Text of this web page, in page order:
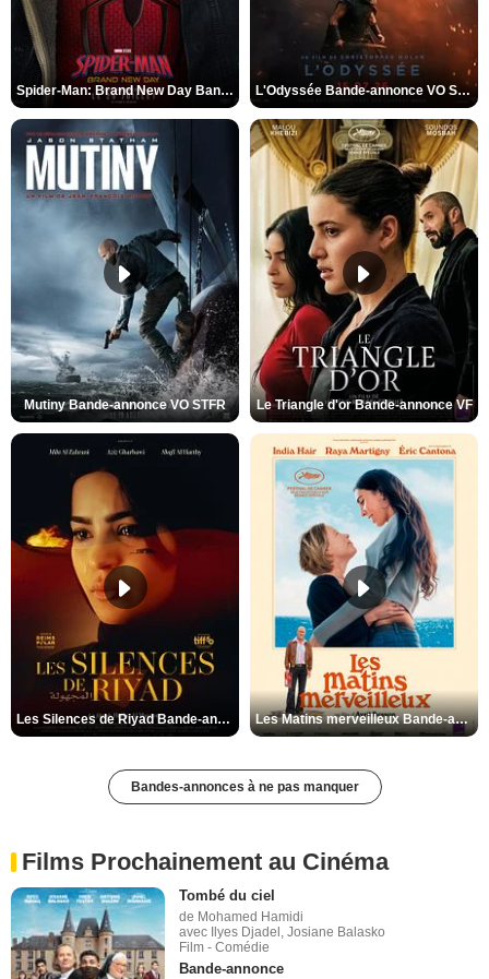
Spider-Man: Brand New Day Bande-annonce VO STFR L'Odyssée Bande-annonce VO STFR
Mutiny Bande-annonce VO STFR Le Triangle d'or Bande-annonce VF
Les Silences de Riyad Bande-annonce VO STFR Les Matins merveilleux Bande-annonce VF
Bandes-annonces à ne pas manquer
Films Prochainement au Cinéma
Tombé du ciel
de Mohamed Hamidi
avec Ilyes Djadel, Josiane Balasko
Film - Comédie
Bande-annonce